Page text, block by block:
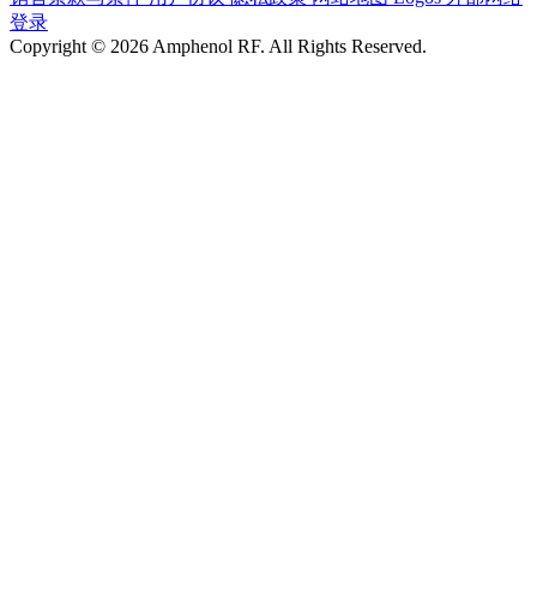
登录
Copyright © 2026 Amphenol RF. All Rights Reserved.